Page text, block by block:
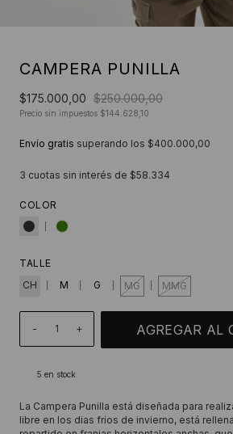
CAMPERA PUNILLA
$175.000,00 $250.000,00
Precio sin impuestos $144.628,10
Envío gratis superando los $400.000,00
3 cuotas sin interés de $58.334
COLOR
TALLE
CH
M G MG MMG
- +
5 en stock
La Campera Punilla está diseñada para
libre en los dias fríos de invierno, está